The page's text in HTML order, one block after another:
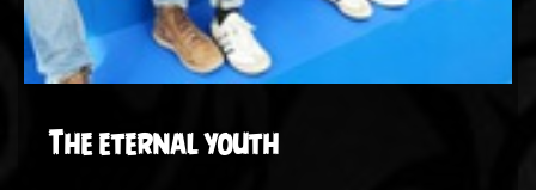
The eternal youth